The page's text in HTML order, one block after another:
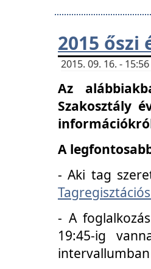
2015 őszi
2015. 09. 16. -
Az
Szakosztály
A
- Aki tag
- A
19:45-ig